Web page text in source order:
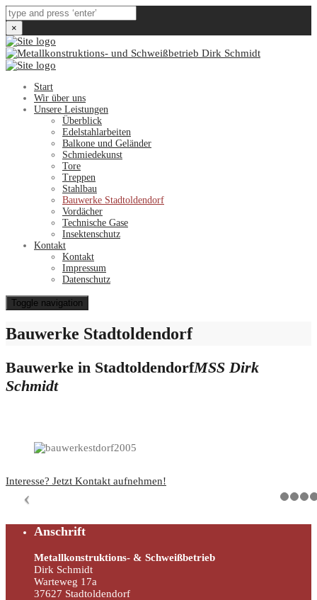
×
Start
Wir über uns
Unsere Leistungen
Überblick
Edelstahlarbeiten
Balkone und Geländer
Schmiedekunst
Tore
Treppen
Stahlbau
Bauwerke Stadtoldendorf
Vordächer
Technische Gase
Insektenschutz
Kontakt
Kontakt
Impressum
Datenschutz
Toggle navigation
Bauwerke Stadtoldendorf
Bauwerke in StadtoldendorfMSS Dirk
Schmidt
Interesse? Jetzt Kontakt aufnehmen!
Anschrift
Metallkonstruktions- & Schweißbetrieb
Dirk Schmidt
Warteweg 17a
37627 Stadtoldendorf